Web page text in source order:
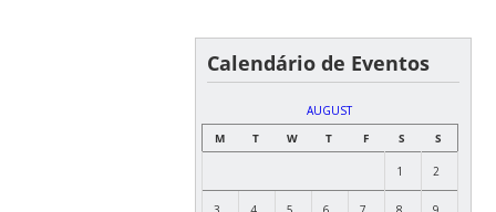
Calendário de Eventos
AUGUST
M
T W T F S S
1 2